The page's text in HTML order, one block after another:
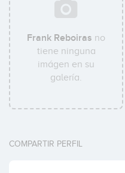
Frank Reboiras no
tiene ninguna
imágen en su
galería.
COMPARTIR PERFIL